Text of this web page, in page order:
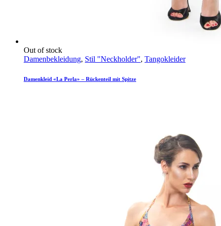
Out of stock
Damenbekleidung, Stil "Neckholder", Tangokleider
Damenkleid «La Perla» – Rückenteil mit Spitze